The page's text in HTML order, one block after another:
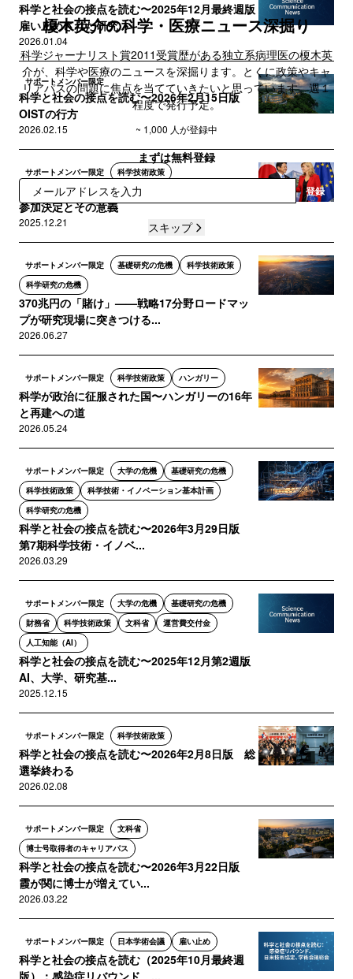
科学と社会の接点を読む〜2025年12月最終週版
雇い止めされた研究...
2026.01.04
サポートメンバー限定
科学と社会の接点を読む〜2026年2月15日版
OISTの行方
2026.02.15
サポートメンバー限定 科学技術政策
報道解説 — 日本の「ホライズン・ヨーロッパ」
参加決定とその意義
2025.12.21
サポートメンバー限定 基礎研究の危機
科学技術政策
科学研究の危機
370兆円の「賭け」——戦略17分野ロードマッ
プが研究現場に突きつける...
2026.06.27
サポートメンバー限定 科学技術政策 ハンガリー
科学が政治に征服された国〜ハンガリーの16年
と再建への道
2026.05.24
サポートメンバー限定 大学の危機
基礎研究の危機
科学技術政策
科学技術・イノベーション基本計画
科学研究の危機
科学と社会の接点を読む〜2026年3月29日版
第7期科学技術・イノベ...
2026.03.29
サポートメンバー限定 大学の危機
基礎研究の危機
財務省
科学技術政策 文科省
運営費交付金
人工知能（AI）
科学と社会の接点を読む〜2025年12月第2週版
AI、大学、研究基...
2025.12.15
サポートメンバー限定 科学技術政策
科学と社会の接点を読む〜2026年2月8日版 総
選挙終わる
2026.02.08
サポートメンバー限定
文科省
博士号取得者のキャリアパス
科学と社会の接点を読む〜2026年3月22日版
霞が関に博士が増えてい...
2026.03.22
サポートメンバー限定 日本学術会議 雇い止め
科学と社会の接点を読む（2025年10月最終週
版）：感染症リバウンド、...
榎木英介の科学・医療ニュース深掘り
科学ジャーナリスト賞2011受賞歴がある独立系病理医の榎木英
介が、科学や医療のニュースを深掘ります。とくに政策やキャ
リアパスの問題に焦点を当てていきたいと思っています。週１
程度で発行予定。
~ 1,000 人が登録中
まずは無料登録
登録
スキップ